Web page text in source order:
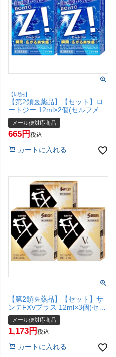
【即納】
【第2類医薬品】【セット】ロ
ートジー 12ml×2個(セルフメデ
ィケーション税制対象)【ロー
ト製薬株式会社】【メール便対
応商品】【SBT】(6039015-
メール便対応商品
665 税込
カートに入れる
【第2類医薬品】【セット】サ
ンテFXVプラス 12ml×3個(セル
フメディケーション税制対象)
【参天製薬株式会社】【メール
便対応商品】【SBT】
メール便対応商品
1,173 税込
カートに入れる